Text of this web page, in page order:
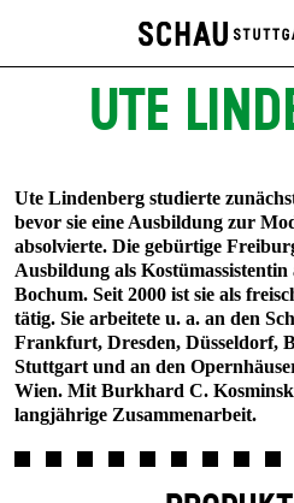
UTE
Ute Lindenberg studierte
bevor sie eine Ausbildung zur
absolvierte. Die gebürtige
Ausbildung als Kostümassistentin
Bochum. Seit 2000 ist sie als
tätig. Sie arbeitete u. a. an den
Frankfurt, Dresden, Düsseldorf,
Stuttgart und an den
Wien. Mit Burkhard C.
langjährige Zusammenarbeit.